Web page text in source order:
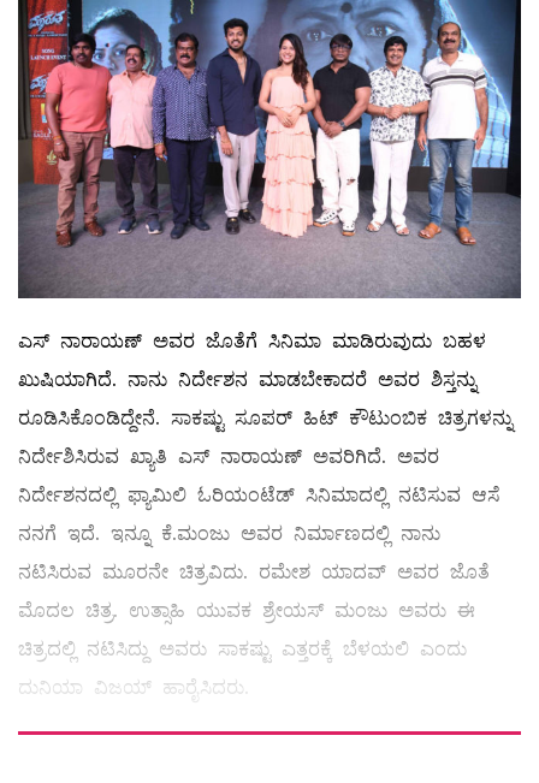
ಎಸ್ ನಾರಾಯಣ್ ಅವರ ಜೊತೆಗೆ ಸಿನಿಮಾ ಮಾಡಿರುವುದು ಬಹಳ
ಖುಷಿಯಾಗಿದೆ. ನಾನು ನಿರ್ದೇಶನ ಮಾಡಬೇಕಾದರೆ ಅವರ ಶಿಸ್ತನ್ನು
ರೂಡಿಸಿಕೊಂಡಿದ್ದೇನೆ. ಸಾಕಷ್ಟು ಸೂಪರ್ ಹಿಟ್ ಕೌಟುಂಬಿಕ ಚಿತ್ರಗಳನ್ನು
ನಿರ್ದೇಶಿಸಿರುವ ಖ್ಯಾತಿ ಎಸ್ ನಾರಾಯಣ್ ಅವರಿಗಿದೆ‌‌. ಅವರ
ನಿರ್ದೇಶನದಲ್ಲಿ ಫ್ಯಾಮಿಲಿ ಓರಿಯಂಟೆಡ್ ಸಿನಿಮಾದಲ್ಲಿ ನಟಿಸುವ ಆಸೆ
ನನಗೆ ಇದೆ. ಇನ್ನೂ ಕೆ.ಮಂಜು ಅವರ ನಿರ್ಮಾಣದಲ್ಲಿ ನಾನು
ನಟಿಸಿರುವ ಮೂರನೇ ಚಿತ್ರವಿದು. ರಮೇಶ ಯಾದವ್ ಅವರ ಜೊತೆ
ಮೊದಲ ಚಿತ್ರ. ಉತ್ಸಾಹಿ ಯುವಕ ಶ್ರೇಯಸ್ ಮಂಜು ಅವರು ಈ
ಚಿತ್ರದಲ್ಲಿ ನಟಿಸಿದ್ದು ಅವರು ಸಾಕಷ್ಟು ಎತ್ತರಕ್ಕೆ ಬೆಳಯಲಿ ಎಂದು
ದುನಿಯಾ ವಿಜಯ್ ಹಾರೈಸಿದರು.